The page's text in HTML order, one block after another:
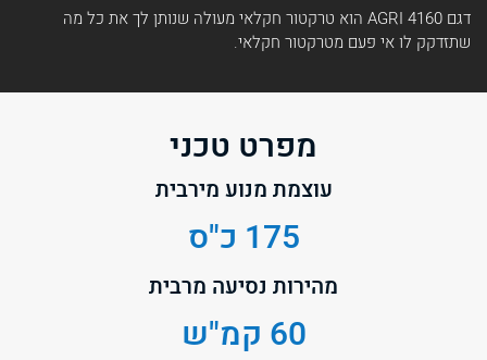
דגם 4160 AGRI הוא טרקטור חקלאי מעולה שנותן לך את כל מה
שתזדקק לו אי פעם מטרקטור חקלאי.
מפרט טכני
עוצמת מנוע מירבית
175 כ"ס
מהירות נסיעה מרבית
60 קמ"ש